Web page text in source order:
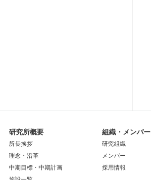
研究所概要
所長挨拶
理念・沿革
中期目標・中期計画
組織・メンバー
研究組織
メンバー
採用情報